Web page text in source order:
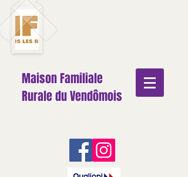
Maison Familiale
Rurale du Vendômois